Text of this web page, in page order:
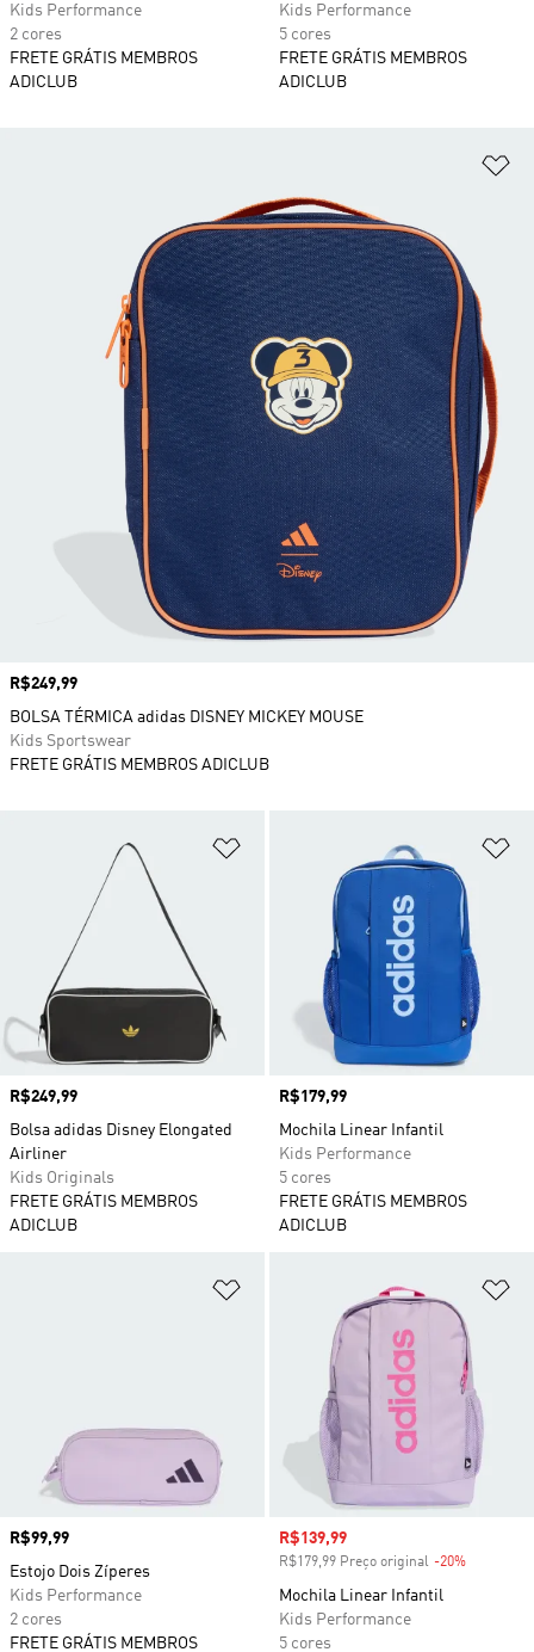
Kids Performance
2 cores
FRETE GRÁTIS MEMBROS
ADICLUB
Kids Performance
5 cores
FRETE GRÁTIS MEMBROS
ADICLUB
Adicionar à Lista de Desejos
Preço
R$249,99
Bolsa adidas Disney Elongated
Airliner
Kids Originals
FRETE GRÁTIS MEMBROS
ADICLUB
Preço
R$179,99
Mochila Linear Infantil
Kids Performance
5 cores
FRETE GRÁTIS MEMBROS
ADICLUB
Adicionar à Lista de Desejos
Preço
R$99,99
Estojo Dois Zíperes
Kids Performance
2 cores
FRETE GRÁTIS MEMBROS
Preço com desconto
R$139,99
R$179,99 Preço original -20%
Mochila Linear Infantil
Kids Performance
5 cores
Preço
R$249,99
BOLSA TÉRMICA adidas DISNEY MICKEY MOUSE
Kids Sportswear
FRETE GRÁTIS MEMBROS ADICLUB